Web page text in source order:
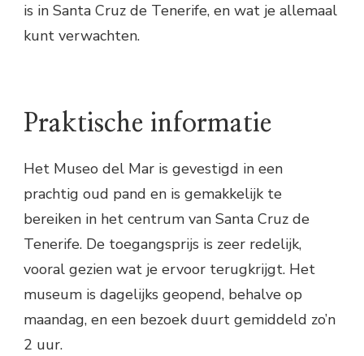
is in Santa Cruz de Tenerife, en wat je allemaal
kunt verwachten.
Praktische informatie
Het Museo del Mar is gevestigd in een
prachtig oud pand en is gemakkelijk te
bereiken in het centrum van Santa Cruz de
Tenerife. De toegangsprijs is zeer redelijk,
vooral gezien wat je ervoor terugkrijgt. Het
museum is dagelijks geopend, behalve op
maandag, en een bezoek duurt gemiddeld zo’n
2 uur.